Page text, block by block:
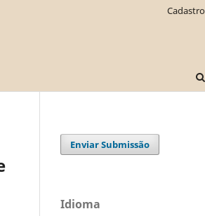
Cadastro
Enviar Submissão
Idioma